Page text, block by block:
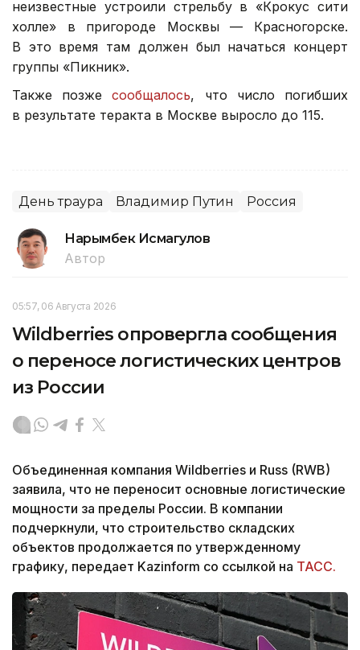
неизвестные устроили стрельбу в «Крокус сити
холле» в пригороде Москвы — Красногорске.
В это время там должен был начаться концерт
группы «Пикник».
Также позжесообщалось, что число погибших
в результате теракта в Москве выросло до 115.
День траура Владимир Путин Россия
Нарымбек Исмагулов
Автор
05:57, 06 Августа 2026
Wildberries опровергла сообщения
о переносе логистических центров
из России
Объединенная компания Wildberries и Russ (RWB)
заявила, что не переносит основные логистические
мощности за пределы России. В компании
подчеркнули, что строительство складских
объектов продолжается по утвержденному
графику, передает Kazinform со ссылкой на ТАСС.